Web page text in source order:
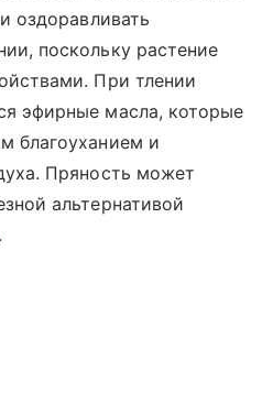
оздоравливать
поскольку растение
При тлении
эфирные масла, которые
благоуханием и
Пряность может
альтернативой
.